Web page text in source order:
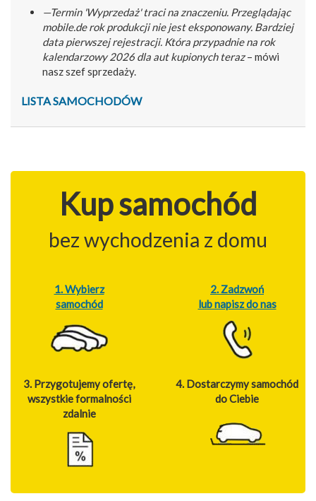
—Termin 'Wyprzedaż' traci na znaczeniu. Przeglądając
mobile.de rok produkcji nie jest eksponowany. Bardziej
data pierwszej rejestracji. Która przypadnie na rok
kalendarzowy 2026 dla aut kupionych teraz– mówi
nasz szef sprzedaży.
LISTA SAMOCHODÓW
Kup samochód
bez wychodzenia z domu
1. Wybierz
samochód
2. Zadzwoń
lub napisz do nas
3. Przygotujemy ofertę,
wszystkie formalności
zdalnie
4. Dostarczymy samochód
do Ciebie